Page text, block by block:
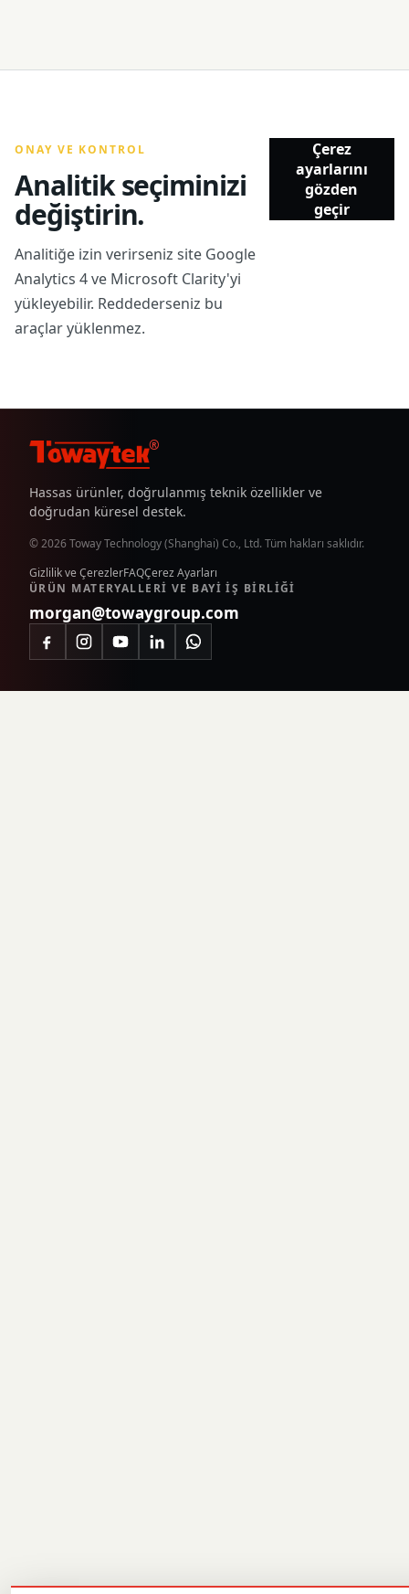
ONAY VE KONTROL
Analitik seçiminizi
değiştirin.
Analitiğe izin verirseniz site Google
Analytics 4 ve Microsoft Clarity'yi
yükleyebilir. Reddederseniz bu
araçlar yüklenmez.
Çerez
ayarlarını
gözden
geçir
®
Hassas ürünler, doğrulanmış teknik özellikler ve
doğrudan küresel destek.
© 2026 Toway Technology (Shanghai) Co., Ltd. Tüm hakları saklıdır.
Gizlilik ve ÇerezlerFAQÇerez Ayarları
ÜRÜN MATERYALLERI VE BAYI IŞ BIRLIĞI
morgan@towaygroup.com